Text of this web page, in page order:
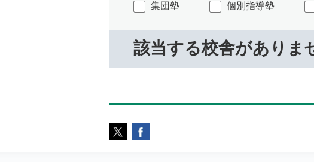
集団塾 個別指導塾
該当する校舎がありま